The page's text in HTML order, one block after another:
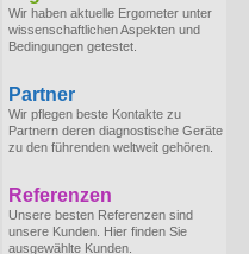
Wir haben aktuelle Ergometer unter
wissenschaftlichen Aspekten und
Bedingungen getestet.
Partner
Wir pflegen beste Kontakte zu
Partnern deren diagnostische Geräte
zu den führenden weltweit gehören.
Referenzen
Unsere besten Referenzen sind
unsere Kunden. Hier finden Sie
ausgewählte Kunden.